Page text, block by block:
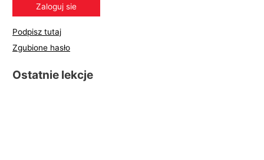
Podpisz tutaj
Zgubione hasło
Ostatnie lekcje